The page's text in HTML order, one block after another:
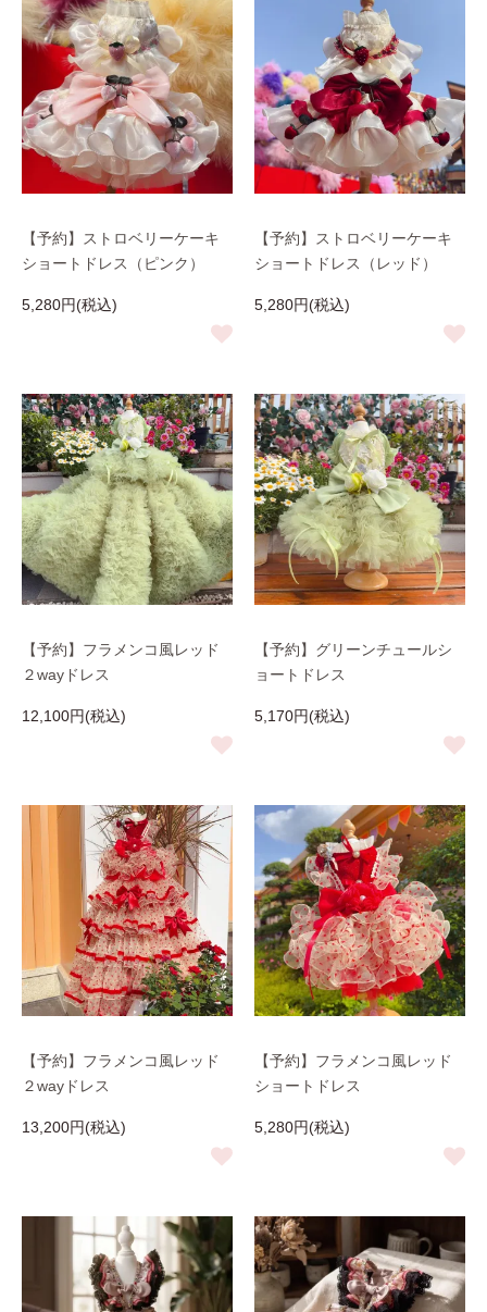
【予約】ストロベリーケーキ
ショートドレス（ピンク）
5,280円(税込)
【予約】ストロベリーケーキ
ショートドレス（レッド）
5,280円(税込)
【予約】フラメンコ風レッド
２wayドレス
12,100円(税込)
【予約】グリーンチュールシ
ョートドレス
5,170円(税込)
【予約】フラメンコ風レッド
２wayドレス
13,200円(税込)
【予約】フラメンコ風レッド
ショートドレス
5,280円(税込)